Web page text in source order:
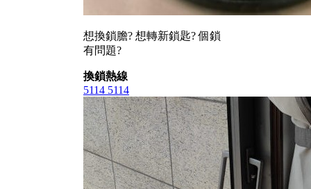
想換鎖膽? 想轉新鎖匙? 個鎖
有問題?
換鎖熱線
5114 5114